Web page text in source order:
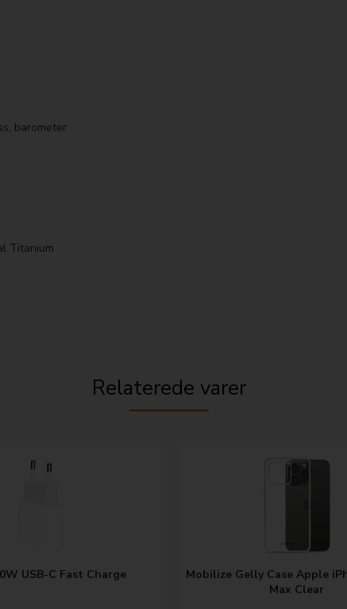
barometer
Titanium
Relaterede varer
USB-C Fast Charge
Mobilize Gelly Case Apple
Max Clear